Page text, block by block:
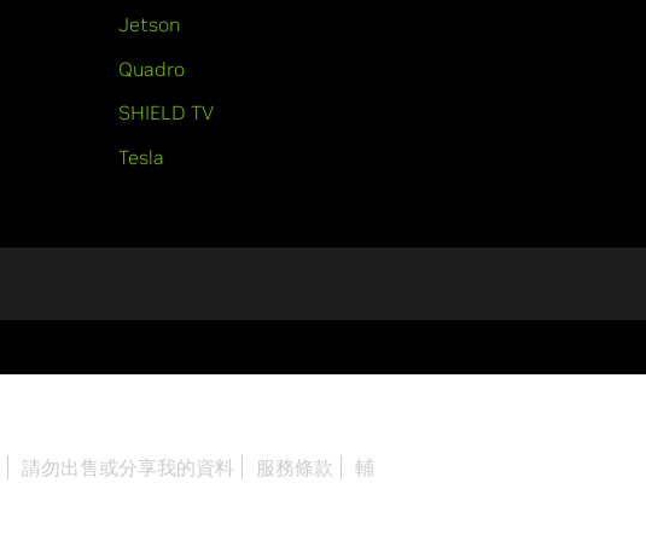
Jetson
Quadro
SHIELD TV
Tesla
請勿出售或分享我的資料 服務條款
輔